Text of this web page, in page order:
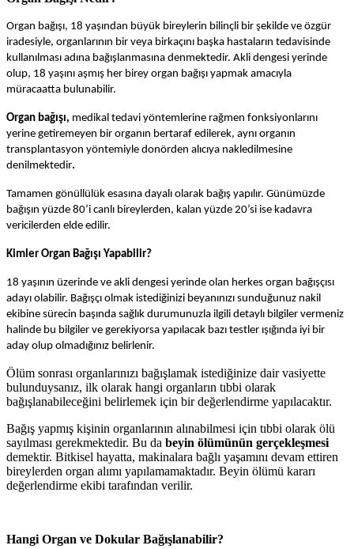
Organ bağışı, 18 yaşından büyük bireylerin bilinçli bir şekilde ve özgür
iradesiyle, organlarının bir veya birkaçını başka hastaların tedavisinde
kullanılması adına bağışlanmasına denmektedir. Akli dengesi yerinde
olup, 18 yaşını aşmış her birey organ bağışı yapmak amacıyla
müracaatta bulunabilir.
Organ bağışı, medikal tedavi yöntemlerine rağmen fonksiyonlarını
yerine getiremeyen bir organın bertaraf edilerek, aynı organın
transplantasyon yöntemiyle donörden alıcıya nakledilmesine
denilmektedir.
Tamamen gönüllülük esasına dayalı olarak bağış yapılır. Günümüzde
bağışın yüzde 80’i canlı bireylerden, kalan yüzde 20’si ise kadavra
vericilerden elde edilir.
Kimler Organ Bağışı Yapabilir?
18 yaşının üzerinde ve akli dengesi yerinde olan herkes organ bağışçısı
adayı olabilir. Bağışçı olmak istediğinizi beyanınızı sunduğunuz nakil
ekibine sürecin başında sağlık durumunuzla ilgili detaylı bilgiler vermeniz
halinde bu bilgiler ve gerekiyorsa yapılacak bazı testler ışığında iyi bir
aday olup olmadığınız belirlenir.
Ölüm sonrası organlarınızı bağışlamak istediğinize dair vasiyette
bulunduysanız, ilk olarak hangi organların tıbbi olarak
bağışlanabileceğini belirlemek için bir değerlendirme yapılacaktır.
Bağış yapmış kişinin organlarının alınabilmesi için tıbbi olarak ölü
sayılması gerekmektedir. Bu da beyin ölümünün gerçekleşmesi
demektir. Bitkisel hayatta, makinalara bağlı yaşamını devam ettiren
bireylerden organ alımı yapılamamaktadır. Beyin ölümü kararı
değerlendirme ekibi tarafından verilir.
Hangi Organ ve Dokular Bağışlanabilir?